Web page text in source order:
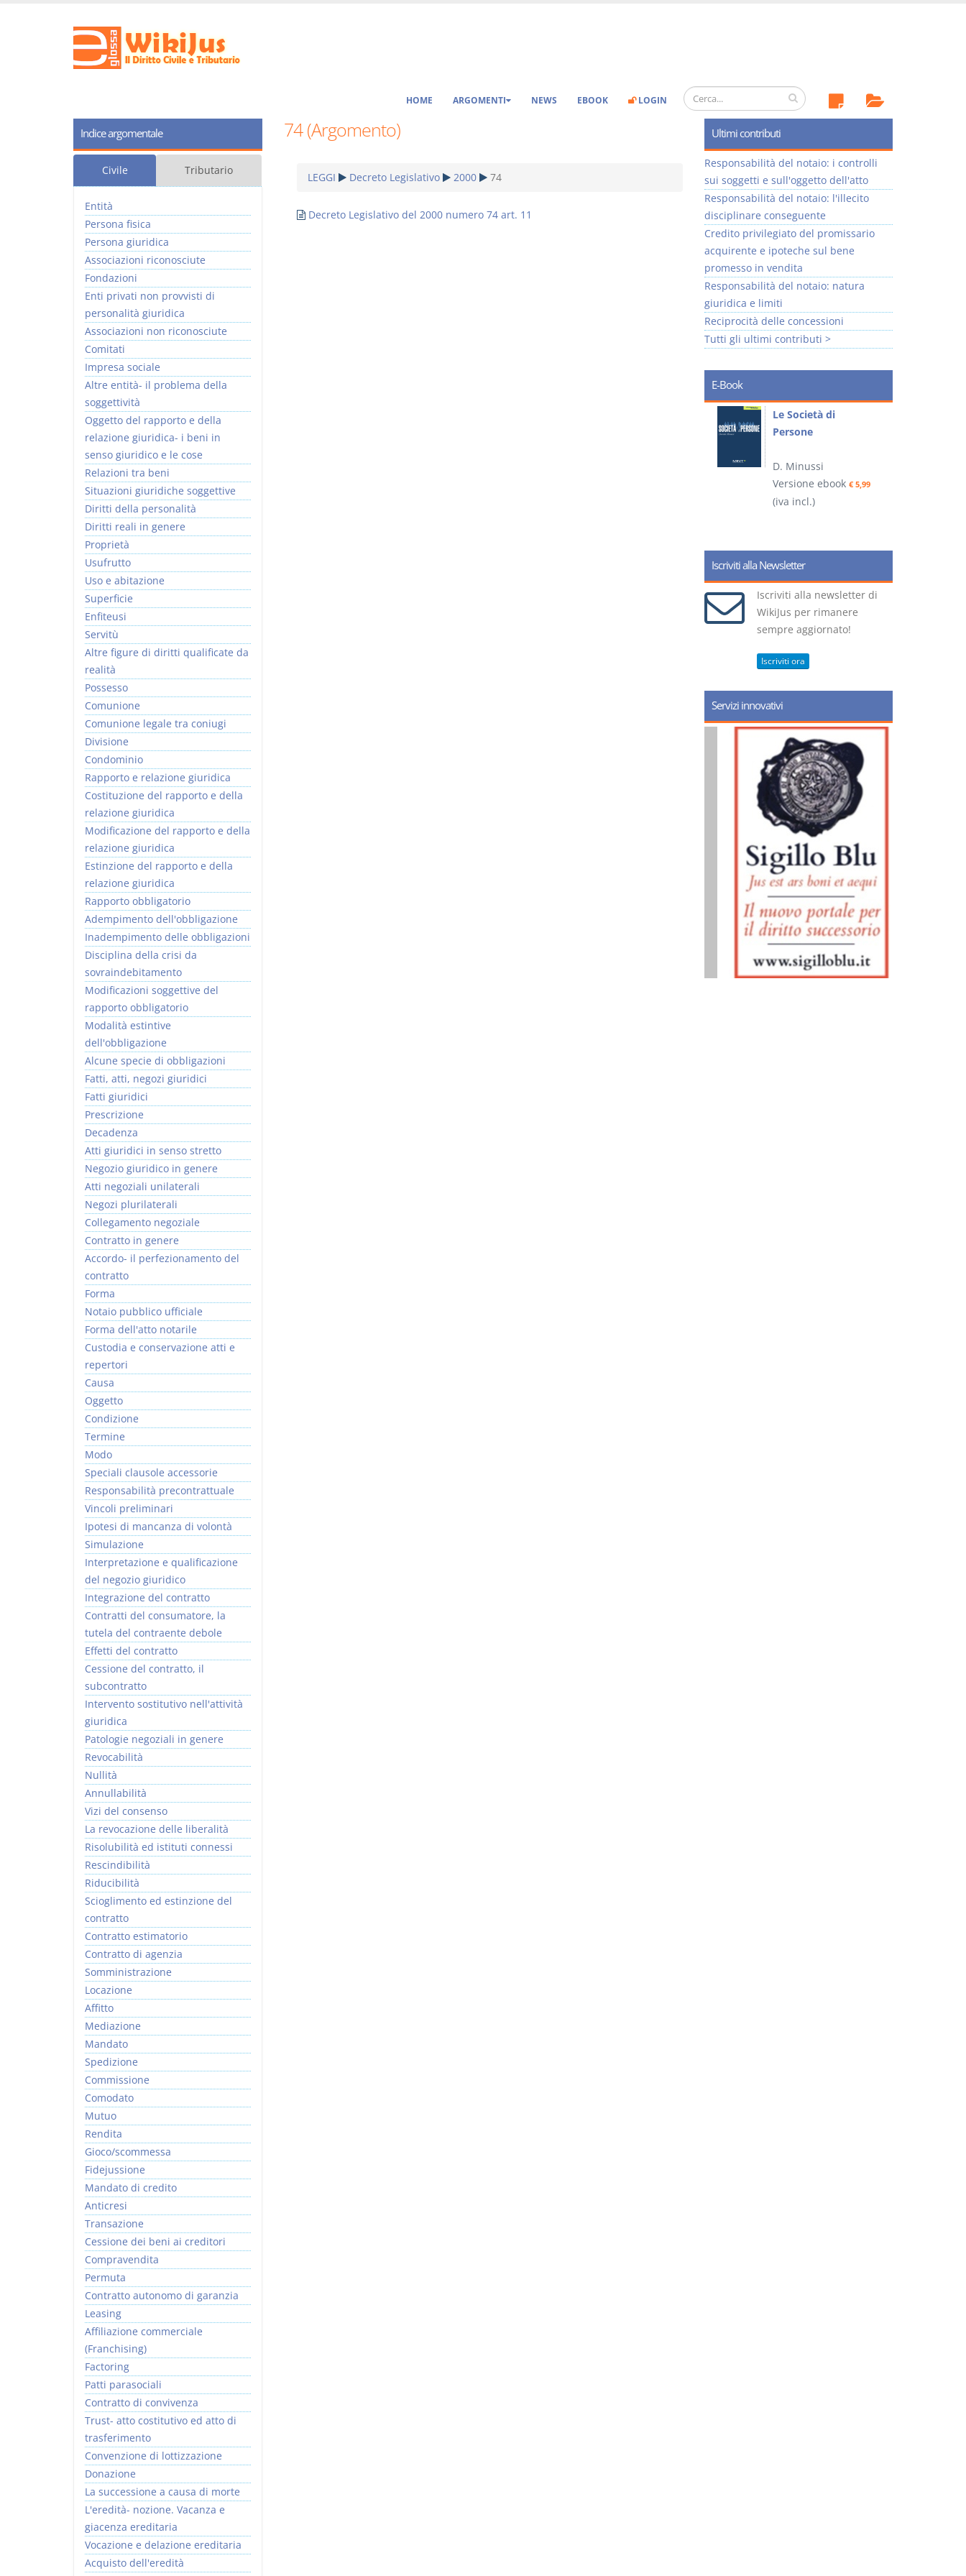
HOME ARGOMENTI NEWS EBOOK LOGIN
74 (Argomento)
LEGGI Decreto Legislativo 2000 74
Decreto Legislativo del 2000 numero 74 art. 11
Indice argomentale
Civile Tributario
Entità
Persona fisica
Persona giuridica
Associazioni riconosciute
Fondazioni
Enti privati non provvisti di
personalità giuridica
Associazioni non riconosciute
Comitati
Impresa sociale
Altre entità- il problema della
soggettività
Oggetto del rapporto e della
relazione giuridica- i beni in
senso giuridico e le cose
Relazioni tra beni
Situazioni giuridiche soggettive
Diritti della personalità
Diritti reali in genere
Proprietà
Usufrutto
Uso e abitazione
Superficie
Enfiteusi
Servitù
Altre figure di diritti qualificate da
realità
Possesso
Comunione
Comunione legale tra coniugi
Divisione
Condominio
Rapporto e relazione giuridica
Costituzione del rapporto e della
relazione giuridica
Modificazione del rapporto e della
relazione giuridica
Estinzione del rapporto e della
relazione giuridica
Rapporto obbligatorio
Adempimento dell'obbligazione
Inadempimento delle obbligazioni
Disciplina della crisi da
sovraindebitamento
Modificazioni soggettive del
rapporto obbligatorio
Modalità estintive
dell'obbligazione
Alcune specie di obbligazioni
Fatti, atti, negozi giuridici
Fatti giuridici
Prescrizione
Decadenza
Atti giuridici in senso stretto
Negozio giuridico in genere
Atti negoziali unilaterali
Negozi plurilaterali
Collegamento negoziale
Contratto in genere
Accordo- il perfezionamento del
contratto
Forma
Notaio pubblico ufficiale
Forma dell'atto notarile
Custodia e conservazione atti e
repertori
Causa
Oggetto
Condizione
Termine
Modo
Speciali clausole accessorie
Responsabilità precontrattuale
Vincoli preliminari
Ipotesi di mancanza di volontà
Simulazione
Interpretazione e qualificazione
del negozio giuridico
Integrazione del contratto
Contratti del consumatore, la
tutela del contraente debole
Effetti del contratto
Cessione del contratto, il
subcontratto
Intervento sostitutivo nell'attività
giuridica
Patologie negoziali in genere
Revocabilità
Nullità
Annullabilità
Vizi del consenso
La revocazione delle liberalità
Risolubilità ed istituti connessi
Rescindibilità
Riducibilità
Scioglimento ed estinzione del
contratto
Contratto estimatorio
Contratto di agenzia
Somministrazione
Locazione
Affitto
Mediazione
Mandato
Spedizione
Commissione
Comodato
Mutuo
Rendita
Gioco/scommessa
Fidejussione
Mandato di credito
Anticresi
Transazione
Cessione dei beni ai creditori
Compravendita
Permuta
Contratto autonomo di garanzia
Leasing
Affiliazione commerciale
(Franchising)
Factoring
Patti parasociali
Contratto di convivenza
Trust- atto costitutivo ed atto di
trasferimento
Convenzione di lottizzazione
Donazione
La successione a causa di morte
L'eredità- nozione. Vacanza e
giacenza ereditaria
Vocazione e delazione ereditaria
Acquisto dell'eredità
Ultimi contributi
Responsabilità del notaio: i controlli
sui soggetti e sull'oggetto dell'atto
Responsabilità del notaio: l'illecito
disciplinare conseguente
Credito privilegiato del promissario
acquirente e ipoteche sul bene
promesso in vendita
Responsabilità del notaio: natura
giuridica e limiti
Reciprocità delle concessioni
Tutti gli ultimi contributi >
E-Book
Prescrizione e
Versione ebook€ 4,19
Rapporto e
relazione giuridica
Versione ebook
(iva incl.)
Le Società di
Persone
D. Minussi
Versione ebook € 5,99
(iva incl.)
Iscriviti alla Newsletter
Iscriviti alla newsletter di
WikiJus per rimanere
sempre aggiornato!
Iscriviti ora
Servizi innovativi